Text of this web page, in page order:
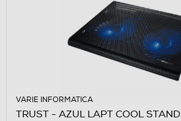
VARIE INFORMATICA
TRUST - AZUL LAPT COOL STAND